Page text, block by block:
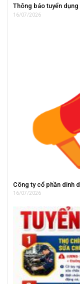
Thông báo tuyển dụng
16/07/2026
Công ty cổ phần dinh
16/07/2026